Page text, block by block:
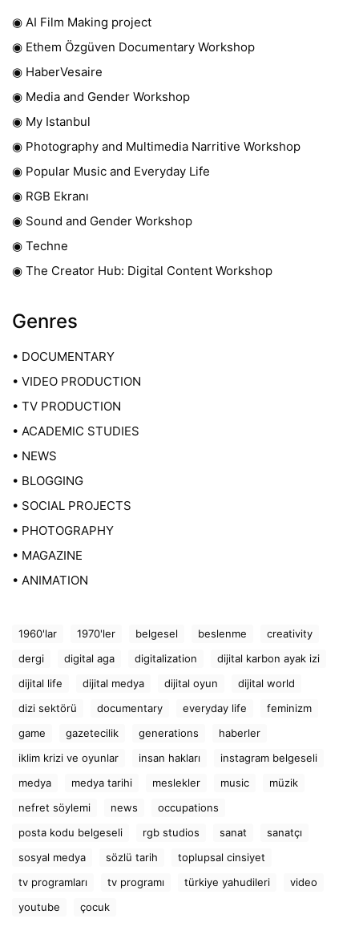
◉ AI Film Making project
◉ Ethem Özgüven Documentary Workshop
◉ HaberVesaire
◉ Media and Gender Workshop
◉ My Istanbul
◉ Photography and Multimedia Narritive Workshop
◉ Popular Music and Everyday Life
◉ RGB Ekranı
◉ Sound and Gender Workshop
◉ Techne
◉ The Creator Hub: Digital Content Workshop
Genres
• DOCUMENTARY
• VIDEO PRODUCTION
• TV PRODUCTION
• ACADEMIC STUDIES
• NEWS
• BLOGGING
• SOCIAL PROJECTS
• PHOTOGRAPHY
• MAGAZINE
• ANIMATION
1960'lar 1970'ler belgesel beslenme
creativity
dergi
digital aga digitalization
dijital karbon ayak izi
dijital life
dijital medya dijital oyun
dijital world
dizi sektörü
documentary everyday life
feminizm
game
gazetecilik generations
haberler
iklim krizi ve oyunlar
insan hakları
instagram belgeseli
medya
medya tarihi meslekler music
müzik
nefret söylemi
news
occupations
posta kodu belgeseli
rgb studios sanat
sanatçı
sosyal medya
sözlü tarih
toplupsal cinsiyet
tv programları
tv programı türkiye yahudileri
video
youtube
çocuk